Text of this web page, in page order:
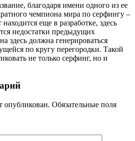
благодаря имени одного из ее
чемпиона мира по серфингу –
еще в разработке, здесь
недостатки предыдущих
здесь должна генерироваться
по кругу перегородки. Такой
не только серфинг, но и
опубликован. Обязательные поля